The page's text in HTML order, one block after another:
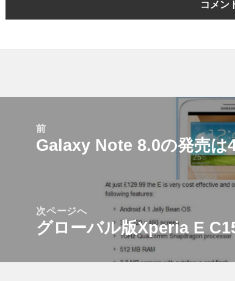
前
前
Galaxy Note 8.0の発売は
次ページへ
次
投
グローバル版Xperia E